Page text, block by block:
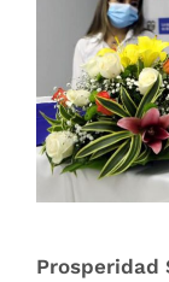
Prosperidad